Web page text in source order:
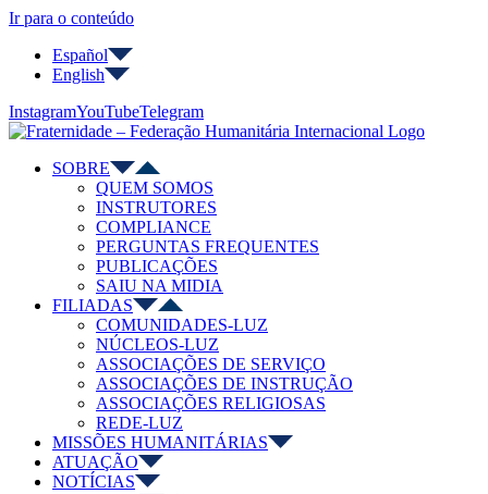
Ir para o conteúdo
Español
English
InstagramYouTubeTelegram
SOBRE
QUEM SOMOS
INSTRUTORES
COMPLIANCE
PERGUNTAS FREQUENTES
PUBLICAÇÕES
SAIU NA MIDIA
FILIADAS
COMUNIDADES-LUZ
NÚCLEOS-LUZ
ASSOCIAÇÕES DE SERVIÇO
ASSOCIAÇÕES DE INSTRUÇÃO
ASSOCIAÇÕES RELIGIOSAS
REDE-LUZ
MISSÕES HUMANITÁRIAS
ATUAÇÃO
NOTÍCIAS